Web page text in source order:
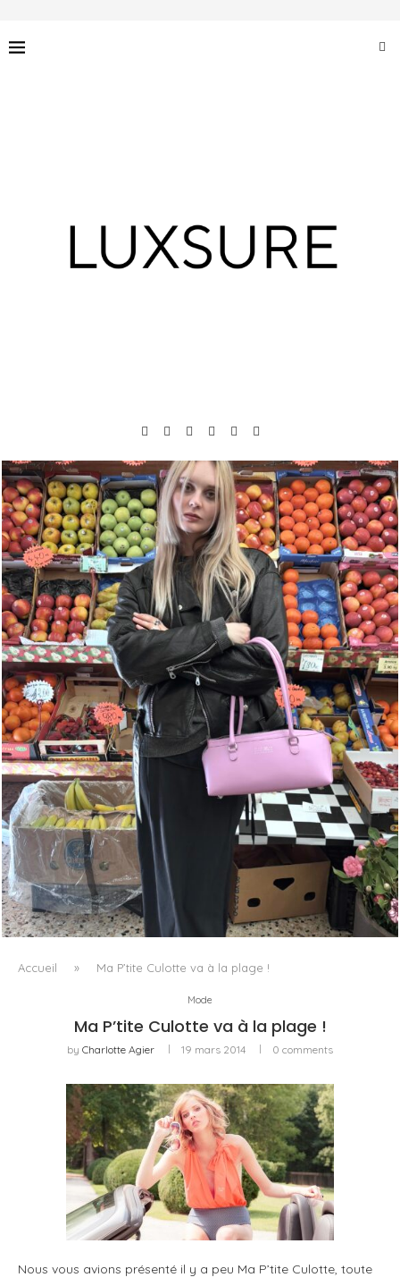
LE BAULETTO DE MM6 MAISON MARGIELA, OU LA
GÉOMÉTRIE COMME SEUL ORNEMENT
Accueil » Ma P’tite Culotte va à la plage !
Mode
Ma P’tite Culotte va à la plage !
by Charlotte Agier 19 mars 2014 0 comments
Nous vous avions présenté il y a peu Ma P’tite Culotte, toute